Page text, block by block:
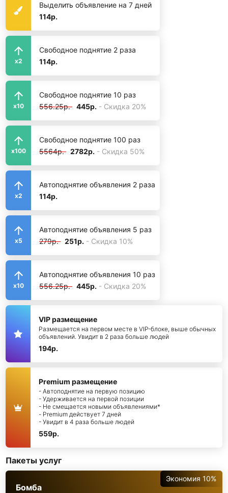
Выделить объявление на 7 дней
114р.
x2
Свободное поднятие 2 раза
114р.
x10
Свободное поднятие 10 раз
556.25р. 445р. - Скидка 20%
x100
Свободное поднятие 100 раз
5564р. 2782р. - Скидка 50%
x2
Автоподнятие объявления 2 раза
114р.
x5
Автоподнятие объявления 5 раз
279р. 251р. - Скидка 10%
x10
Автоподнятие объявления 10 раз
556.25р. 445р. - Скидка 20%
VIP размещение
Размещается на первом месте в VIP-блоке, выше обычных
объявлений. Увидит в 2 раза больше людей
194р.
Premium размещение
- Автоподнятие на первую позицию
- Удерживается на первой позиции
- Не смещается новыми объявлениями*
- Premium действует 7 дней
- Увидит в 4 раза больше людей
559р.
Пакеты услуг
Экономия 10%
Бомба